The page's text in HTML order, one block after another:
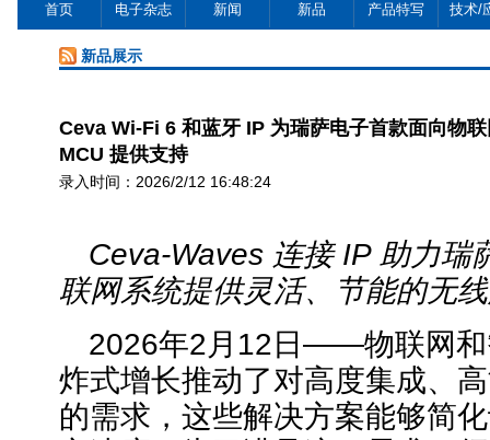
首页 电子杂志 新闻 新品 产品特写 技术/
新品展示
Ceva Wi-Fi 6 和蓝牙 IP 为瑞萨电子首款面向物
MCU 提供支持
录入时间：2026/2/12 16:48:24
Ceva-Waves 连接IP 助力瑞
联网系统提供灵活、节能的无
2026年2月12日——物联网和
炸式增长推动了对高度集成、
的需求，这些解决方案能够简